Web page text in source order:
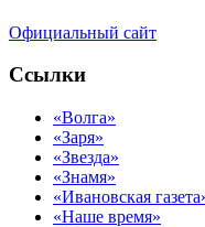
Официальный сайт
Ссылки
«Волга»
«Заря»
«Звезда»
«Знамя»
«Ивановская
«Наше время»